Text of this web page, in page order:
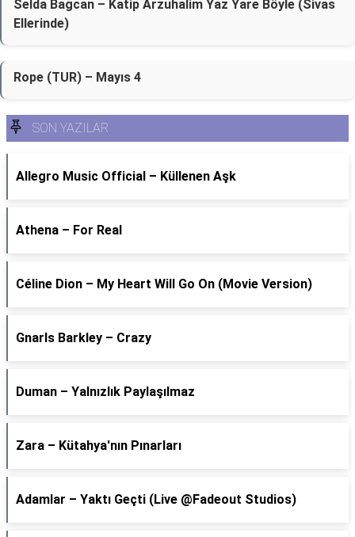
Selda Bağcan – Katip Arzuhalim Yaz Yare Böyle (Sivas
Ellerinde)
Rope (TUR) – Mayıs 4
SON YAZILAR
Allegro Music Official – Küllenen Aşk
Athena – For Real
Céline Dion – My Heart Will Go On (Movie Version)
Gnarls Barkley – Crazy
Duman – Yalnızlık Paylaşılmaz
Zara – Kütahya'nın Pınarları
Adamlar – Yaktı Geçti (Live @Fadeout Studios)